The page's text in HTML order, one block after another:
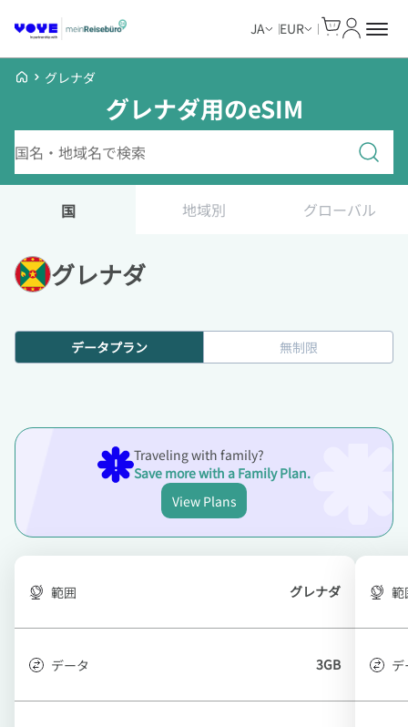
JA EUR
Voye Homepage
グレナダ
グレナダ用のeSIM
国 地域別 グローバル
グレナダ
データプラン 無制限
Traveling with family?
Save more with a Family Plan.
View Plans
範囲 グレナダ
データ 3GB
範